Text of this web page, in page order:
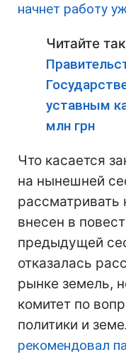
начнет работу
Читайте
уставным
млн грн
Что касается
на нынешней
рассматривать
внесен в
предыдущей
отказалась
рынке земель,
комитет по
политики и
рекомендовал